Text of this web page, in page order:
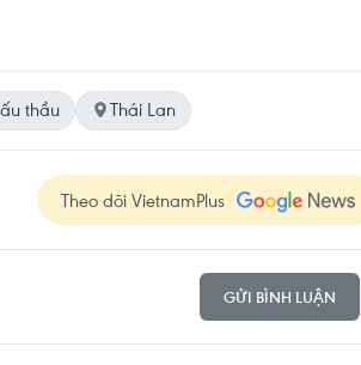
thầu Thái Lan
Theo dõi VietnamPlus
GỬI BÌNH LUẬN